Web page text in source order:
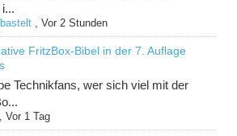
,Vor 2 Stunden
FritzBox-Bibel in der 7. Auflage
Technikfans, wer sich viel mit der
,Vor 1 Tag